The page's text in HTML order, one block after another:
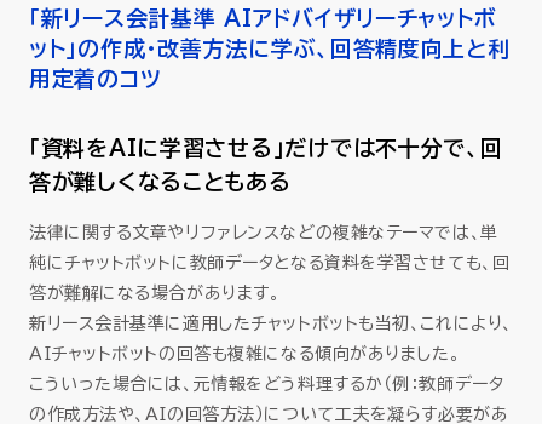
「新リース会計基準 AIアドバイザリーチャットボ
ット」の作成・改善方法に学ぶ、回答精度向上と利
用定着のコツ
「資料をAIに学習させる」だけでは不十分で、回
答が難しくなることもある
法律に関する文章やリファレンスなどの複雑なテーマでは、単
純にチャットボットに教師データとなる資料を学習させても、回
答が難解になる場合があります。
新リース会計基準に適用したチャットボットも当初、これにより、
AIチャットボットの回答も複雑になる傾向がありました。
こういった場合には、元情報をどう料理するか（例：教師データ
の作成方法や、AIの回答方法）について工夫を凝らす必要があ